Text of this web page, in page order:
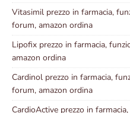
Vitasimil prezzo in farmacia,
forum, amazon ordina
Lipofix prezzo in farmacia,
amazon ordina
Cardinol prezzo in farmacia,
forum, amazon ordina
CardioActive prezzo in